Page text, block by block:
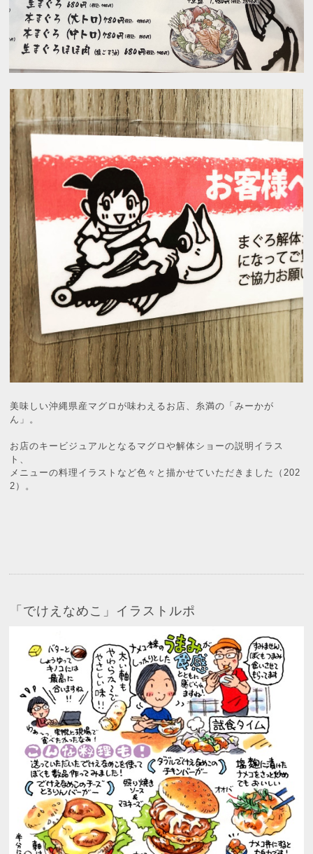
美味しい沖縄県産マグロが味わえるお店、糸満の「みーかが
ん」。
お店のキービジュアルとなるマグロや解体ショーの説明イラス
ト、
メニューの料理イラストなど色々と描かせていただきました（202
2）。
「でけえなめこ」イラストルポ